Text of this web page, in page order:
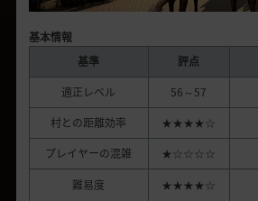
基本情報
基準
評点
適正レベル
56～57
村との距離効率
★★★★☆
プレイヤーの混雑
★☆☆☆☆
難易度
★★★★☆